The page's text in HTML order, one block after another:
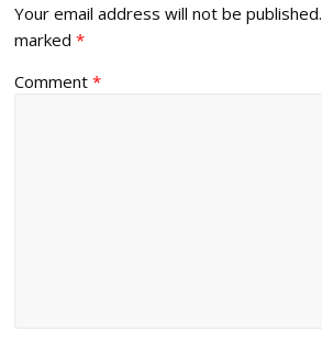
Your email address will not be published.
marked*
Comment*